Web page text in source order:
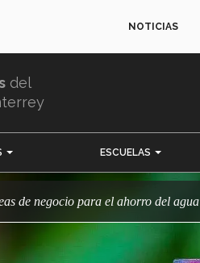
NOTICIAS
del
ESCUELAS
de negocio para el ahorro del agua